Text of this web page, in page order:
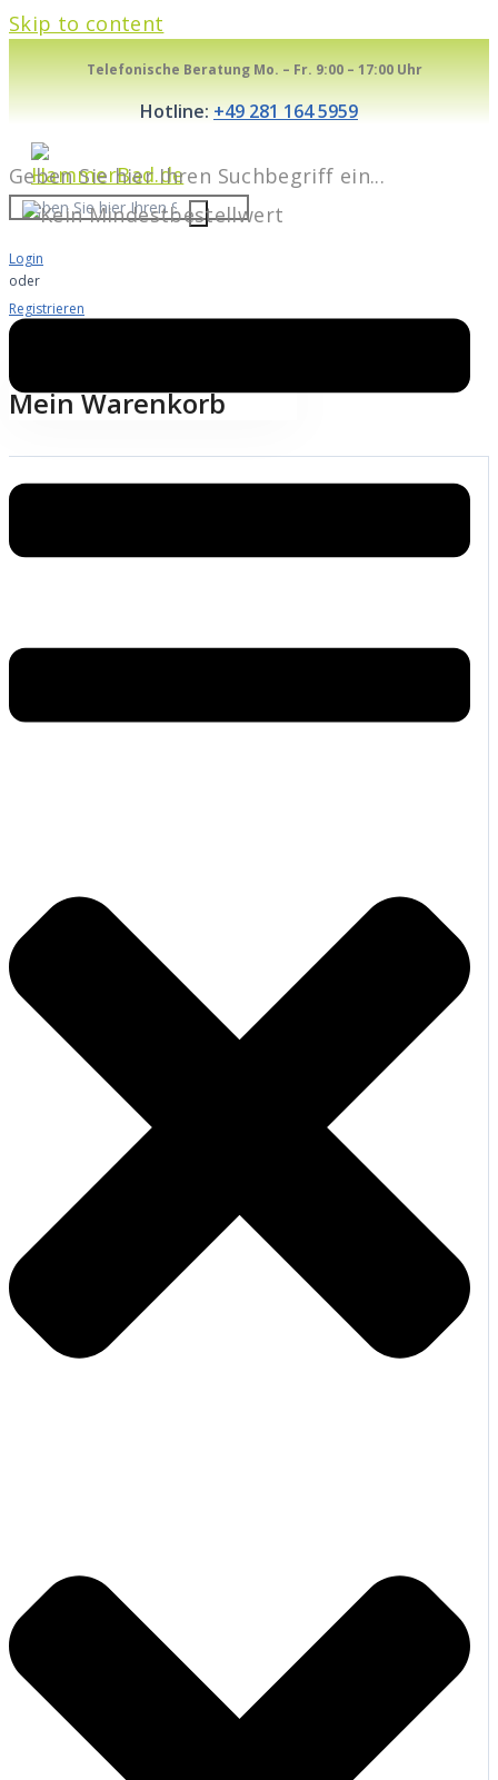
Skip to content
Telefonische Beratung Mo. – Fr. 9:00 – 17:00 Uhr
Hotline:+49 281 164 5959
Geben Sie hier Ihren Suchbegriff ein...
Login
oder
Registrieren
Warenkorb
Mein Warenkorb